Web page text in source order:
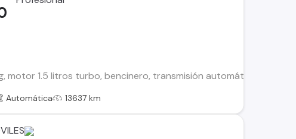
motor 1.5 litros turbo, bencinero, transmisión automática, año
Automática 13637 km